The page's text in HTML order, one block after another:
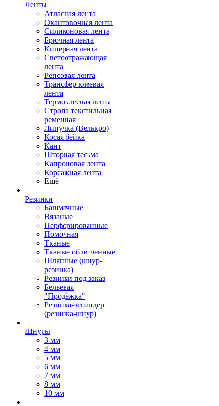
Ленты
Атласная лента
Окантовочная лента
Силиконовая лента
Брючная лента
Киперная лента
Светоотражающая
лента
Репсовая лента
Трансфер клеевая
лента
Термоклеевая лента
Стропа текстильная
ременная
Липучка (Велькро)
Косая бейка
Кант
Шторная тесьма
Капроновая лента
Корсажная лента
Ещё
Резинки
Башмачные
Вязаные
Перфорированные
Помочная
Тканые
Тканые облегченные
Шляпные (шнур-
резинка)
Резинки под заказ
Бельевая
"Продёжка"
Резинка-эспандер
(резинка-шнур)
Шнуры
3 мм
4 мм
5 мм
6 мм
7 мм
8 мм
10 мм